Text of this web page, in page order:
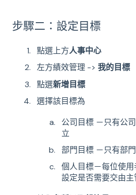
步驟二：設定目標
點選上方人事中心
左方績效管理 -> 我的目標
點選新增目標
選擇該目標為
公司目標 －只有公
立
部門目標 －只有部
個人目標－每位使
設定是否需要交由